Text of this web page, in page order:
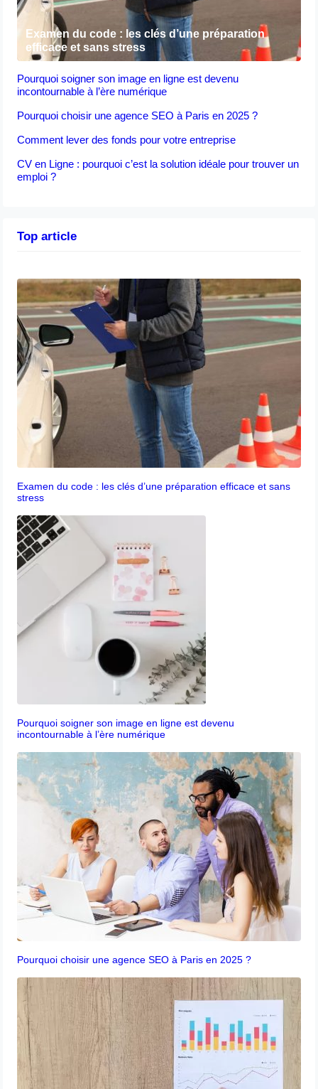
Examen du code : les clés d’une préparation
efficace et sans stress
Pourquoi soigner son image en ligne est devenu
incontournable à l’ère numérique
Pourquoi choisir une agence SEO à Paris en 2025 ?
Comment lever des fonds pour votre entreprise
CV en Ligne : pourquoi c’est la solution idéale pour trouver un
emploi ?
Top article
Examen du code : les clés d’une préparation efficace et sans
stress
Pourquoi soigner son image en ligne est devenu
incontournable à l’ère numérique
Pourquoi choisir une agence SEO à Paris en 2025 ?